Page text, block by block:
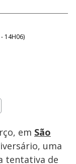
14H06)
em São
uma
tentativa de